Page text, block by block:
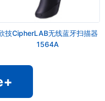
技CipherLAB无线蓝牙扫描器
1564A